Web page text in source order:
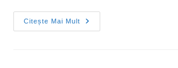
Citește Mai Mult